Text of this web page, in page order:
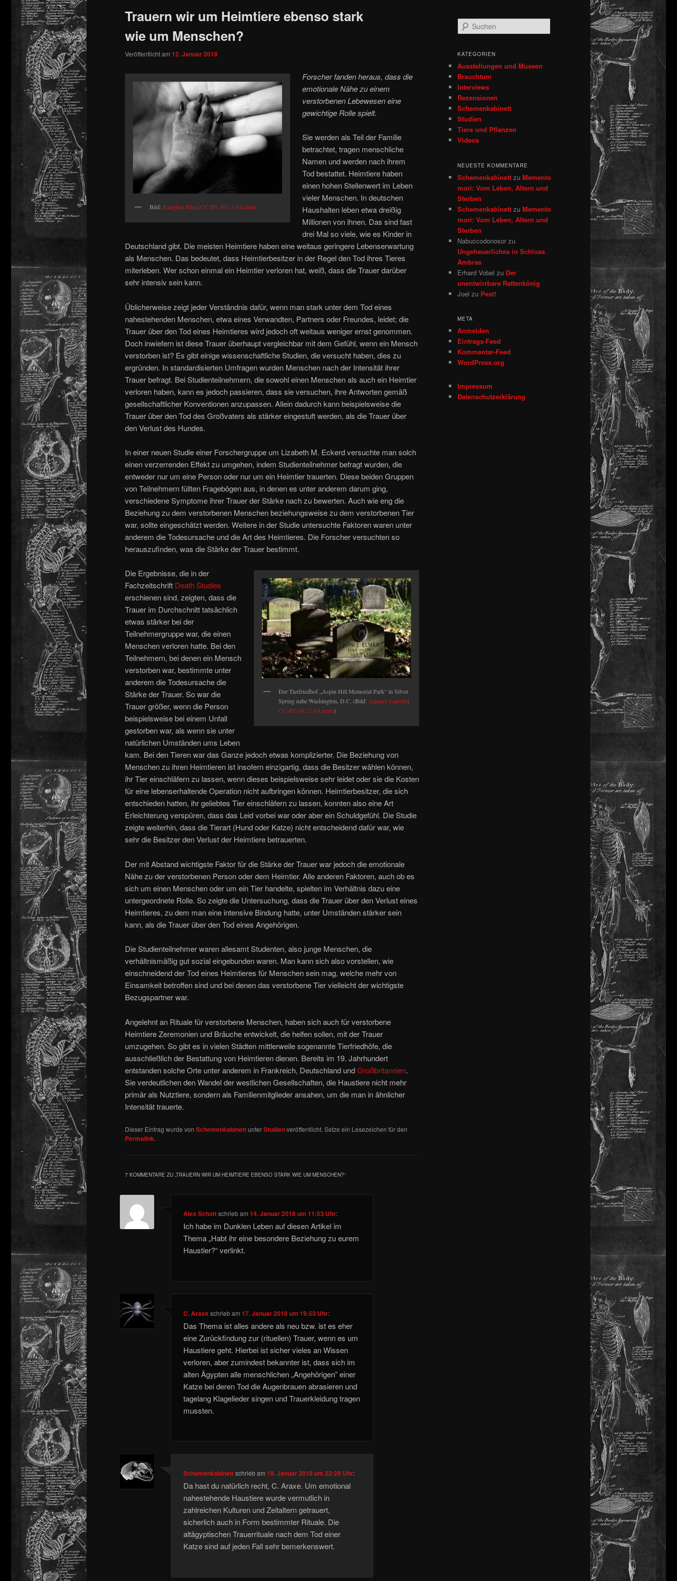
springen
Trauern wir um Heimtiere ebenso stark
wie um Menschen?
Veröffentlicht am 12. Januar 2018
Bild: Kanghee Rhee; CC-BY-NC-2.0-Lizenz
Forscher fanden heraus, dass die
emotionale Nähe zu einem
verstorbenen Lebewesen eine
gewichtige Rolle spielt.
Sie werden als Teil der Familie
betrachtet, tragen menschliche
Namen und werden nach ihrem
Tod bestattet. Heimtiere haben
einen hohen Stellenwert im Leben
vieler Menschen. In deutschen
Haushalten leben etwa dreißig
Millionen von ihnen. Das sind fast
drei Mal so viele, wie es Kinder in
Deutschland gibt. Die meisten Heimtiere haben eine weitaus geringere Lebenserwartung
als Menschen. Das bedeutet, dass Heimtierbesitzer in der Regel den Tod ihres Tieres
miterleben. Wer schon einmal ein Heimtier verloren hat, weiß, dass die Trauer darüber
sehr intensiv sein kann.
Üblicherweise zeigt jeder Verständnis dafür, wenn man stark unter dem Tod eines
nahestehenden Menschen, etwa eines Verwandten, Partners oder Freundes, leidet; die
Trauer über den Tod eines Heimtieres wird jedoch oft weitaus weniger ernst genommen.
Doch inwiefern ist diese Trauer überhaupt vergleichbar mit dem Gefühl, wenn ein Mensch
verstorben ist? Es gibt einige wissenschaftliche Studien, die versucht haben, dies zu
ergründen. In standardisierten Umfragen wurden Menschen nach der Intensität ihrer
Trauer befragt. Bei Studienteilnehmern, die sowohl einen Menschen als auch ein Heimtier
verloren haben, kann es jedoch passieren, dass sie versuchen, ihre Antworten gemäß
gesellschaftlicher Konventionen anzupassen. Allein dadurch kann beispielsweise die
Trauer über den Tod des Großvaters als stärker eingestuft werden, als die Trauer über
den Verlust des Hundes.
In einer neuen Studie einer Forschergruppe um Lizabeth M. Eckerd versuchte man solch
einen verzerrenden Effekt zu umgehen, indem Studienteilnehmer befragt wurden, die
entweder nur um eine Person oder nur um ein Heimtier trauerten. Diese beiden Gruppen
von Teilnehmern füllten Fragebögen aus, in denen es unter anderem darum ging,
verschiedene Symptome ihrer Trauer der Stärke nach zu bewerten. Auch wie eng die
Beziehung zu dem verstorbenen Menschen beziehungsweise zu dem verstorbenen Tier
war, sollte eingeschätzt werden. Weitere in der Studie untersuchte Faktoren waren unter
anderem die Todesursache und die Art des Heimtieres. Die Forscher versuchten so
herauszufinden, was die Stärke der Trauer bestimmt.
Der Tierfriedhof „Aspin Hill Memorial Park“ in Silver
Spring nahe Washington, D.C. (Bild: Amaury Laporte;
CC-BY-NC-2.0-Lizenz)
Die Ergebnisse, die in der
Fachzeitschrift Death Studies
erschienen sind, zeigten, dass die
Trauer im Durchschnitt tatsächlich
etwas stärker bei der
Teilnehmergruppe war, die einen
Menschen verloren hatte. Bei den
Teilnehmern, bei denen ein Mensch
verstorben war, bestimmte unter
anderem die Todesursache die
Stärke der Trauer. So war die
Trauer größer, wenn die Person
beispielsweise bei einem Unfall
gestorben war, als wenn sie unter
natürlichen Umständen ums Leben
kam. Bei den Tieren war das Ganze jedoch etwas komplizierter. Die Beziehung von
Menschen zu ihren Heimtieren ist insofern einzigartig, dass die Besitzer wählen können,
ihr Tier einschläfern zu lassen, wenn dieses beispielsweise sehr leidet oder sie die Kosten
für eine lebenserhaltende Operation nicht aufbringen können. Heimtierbesitzer, die sich
entschieden hatten, ihr geliebtes Tier einschläfern zu lassen, konnten also eine Art
Erleichterung verspüren, dass das Leid vorbei war oder aber ein Schuldgefühl. Die Studie
zeigte weiterhin, dass die Tierart (Hund oder Katze) nicht entscheidend dafür war, wie
sehr die Besitzer den Verlust der Heimtiere betrauerten.
Der mit Abstand wichtigste Faktor für die Stärke der Trauer war jedoch die emotionale
Nähe zu der verstorbenen Person oder dem Heimtier. Alle anderen Faktoren, auch ob es
sich um einen Menschen oder um ein Tier handelte, spielten im Verhältnis dazu eine
untergeordnete Rolle. So zeigte die Untersuchung, dass die Trauer über den Verlust eines
Heimtieres, zu dem man eine intensive Bindung hatte, unter Umständen stärker sein
kann, als die Trauer über den Tod eines Angehörigen.
Die Studienteilnehmer waren allesamt Studenten, also junge Menschen, die
verhältnismäßig gut sozial eingebunden waren. Man kann sich also vorstellen, wie
einschneidend der Tod eines Heimtieres für Menschen sein mag, welche mehr von
Einsamkeit betroffen sind und bei denen das verstorbene Tier vielleicht der wichtigste
Bezugspartner war.
Angelehnt an Rituale für verstorbene Menschen, haben sich auch für verstorbene
Heimtiere Zeremonien und Bräuche entwickelt, die helfen sollen, mit der Trauer
umzugehen. So gibt es in vielen Städten mittlerweile sogenannte Tierfriedhöfe, die
ausschließlich der Bestattung von Heimtieren dienen. Bereits im 19. Jahrhundert
entstanden solche Orte unter anderem in Frankreich, Deutschland undGroßbritannien.
Sie verdeutlichen den Wandel der westlichen Gesellschaften, die Haustiere nicht mehr
primär als Nutztiere, sondern als Familienmitglieder ansahen, um die man in ähnlicher
Intensität trauerte.
Dieser Eintrag wurde von SchemenkabinettunterStudienveröffentlicht. Setze ein Lesezeichen für den
Permalink.
7 KOMMENTARE ZU „ TRAUERN WIR UM HEIMTIERE EBENSO STARK WIE UM MENSCHEN?“
Alex Schottschriebam14. Januar 2018 um 11:53 Uhr:
Ich habe im Dunklen Leben auf diesen Artikel im
Thema „Habt ihr eine besondere Beziehung zu eurem
Haustier?“ verlinkt.
C. Araxeschriebam17. Januar 2018 um 19:53 Uhr:
Das Thema ist alles andere als neu bzw. ist es eher
eine Zurückfindung zur (rituellen) Trauer, wenn es um
Haustiere geht. Hierbei ist sicher vieles an Wissen
verloren, aber zumindest bekannter ist, dass sich im
alten Ägypten alle menschlichen „Angehörigen” einer
Katze bei deren Tod die Augenbrauen abrasieren und
tagelang Klagelieder singen und Trauerkleidung tragen
mussten.
Schemenkabinettschriebam19. Januar 2018 um 22:28 Uhr:
Da hast du natürlich recht, C. Araxe. Um emotional
nahestehende Haustiere wurde vermutlich in
zahlreichen Kulturen und Zeitaltern getrauert,
sicherlich auch in Form bestimmter Rituale. Die
altägyptischen Trauerrituale nach dem Tod einer
Katze sind auf jeden Fall sehr bemerkenswert.
u
h
n
KATEGORIEN
Ausstellungen und Museen
Brauchtum
Interviews
Rezensionen
Schemenkabinett
Studien
Tiere und Pflanzen
Videos
NEUESTE KOMMENTARE
Schemenkabinett zu Memento
mori: Vom Leben, Altern und
Sterben
Schemenkabinett zu Memento
mori: Vom Leben, Altern und
Sterben
Nabuccodonosor zu
Ungeheuerliches in Schloss
Ambras
Erhard Vobel zu Der
unentwirrbare Rattenkönig
Joel zu Pest!
META
Anmelden
Eintrags-Feed
Kommentar-Feed
WordPress.org
Impressum
Datenschutzerklärung